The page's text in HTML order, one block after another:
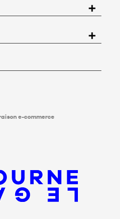
67200 Strasbourg ou
le Service client». Pour en
qu’il peut définir, de son
à la conservation, à
Pour en savoir plus,
e-commerce